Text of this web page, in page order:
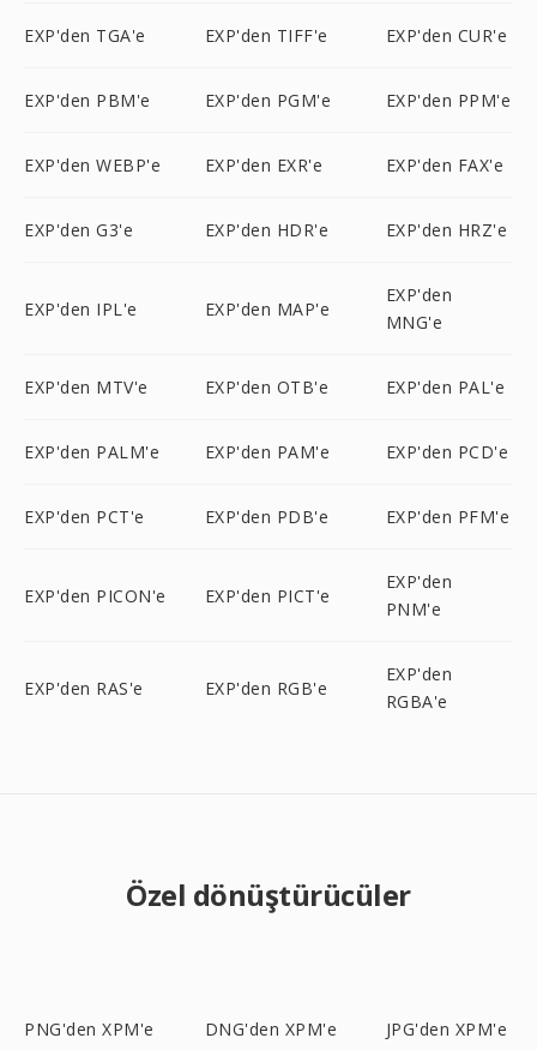
EXP'den TGA'e EXP'den TIFF'e EXP'den CUR'e
EXP'den PBM'e EXP'den PGM'e EXP'den PPM'e
EXP'den WEBP'e EXP'den EXR'e EXP'den FAX'e
EXP'den G3'e EXP'den HDR'e EXP'den HRZ'e
EXP'den IPL'e EXP'den MAP'e
EXP'den
MNG'e
EXP'den MTV'e EXP'den OTB'e EXP'den PAL'e
EXP'den PALM'e EXP'den PAM'e EXP'den PCD'e
EXP'den PCT'e EXP'den PDB'e EXP'den PFM'e
EXP'den PICON'e EXP'den PICT'e
EXP'den
PNM'e
EXP'den RAS'e EXP'den RGB'e
EXP'den
RGBA'e
Özel dönüştürücüler
PNG'den XPM'e DNG'den XPM'e JPG'den XPM'e